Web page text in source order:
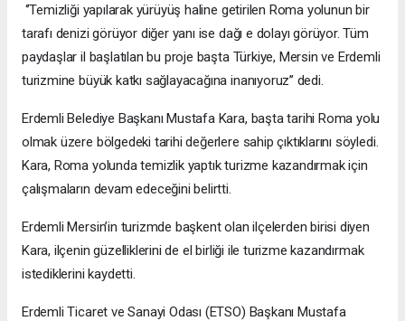
‘’Temizliği yapılarak yürüyüş haline getirilen Roma yolunun bir
tarafı denizi görüyor diğer yanı ise dağı e dolayı görüyor. Tüm
paydaşlar il başlatılan bu proje başta Türkiye, Mersin ve Erdemli
turizmine büyük katkı sağlayacağına inanıyoruz’’ dedi.
Erdemli Belediye Başkanı Mustafa Kara, başta tarihi Roma yolu
olmak üzere bölgedeki tarihi değerlere sahip çıktıklarını söyledi.
Kara, Roma yolunda temizlik yaptık turizme kazandırmak için
çalışmaların devam edeceğini belirtti.
Erdemli Mersin’in turizmde başkent olan ilçelerden birisi diyen
Kara, ilçenin güzelliklerini de el birliği ile turizme kazandırmak
istediklerini kaydetti.
Erdemli Ticaret ve Sanayi Odası (ETSO) Başkanı Mustafa